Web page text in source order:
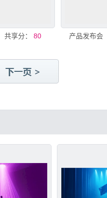
共享分： 80 产品发布会